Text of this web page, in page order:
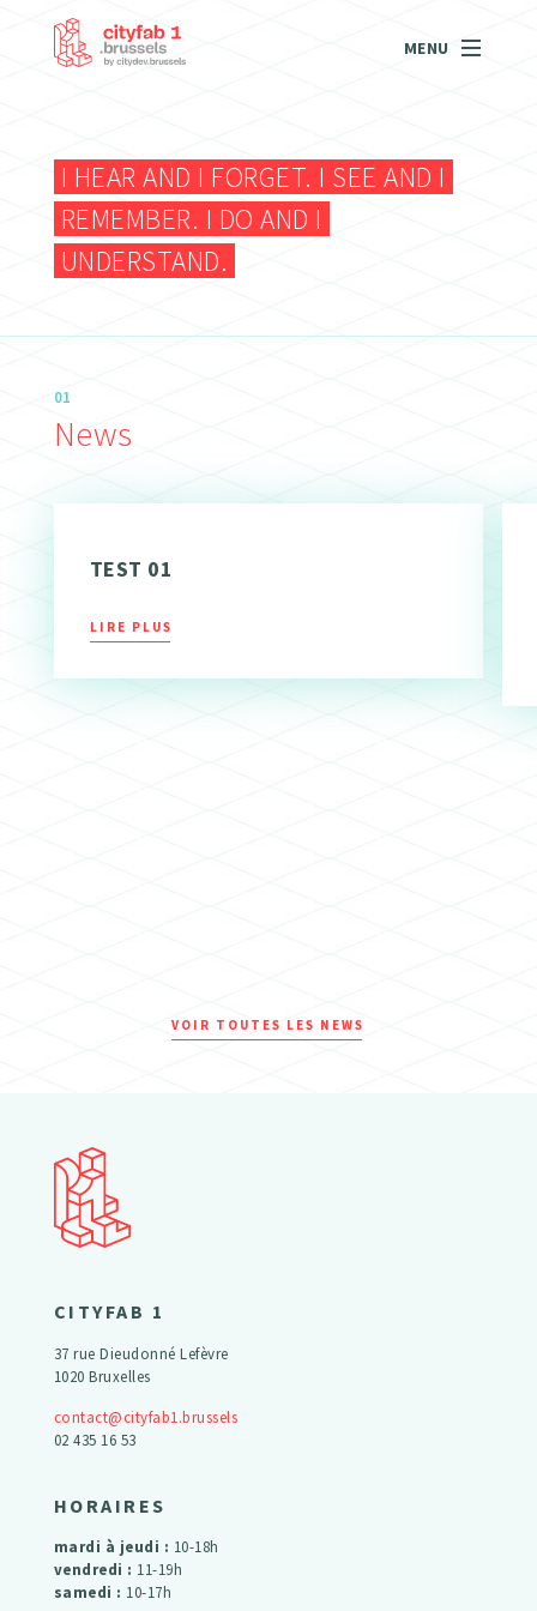
MENU
I HEAR AND I FORGET. I SEE AND I
REMEMBER. I DO AND I
UNDERSTAND.
01
News
TEST 01
LIRE PLUS
VOIR TOUTES LES NEWS
CITYFAB 1
37 rue Dieudonné Lefèvre
1020 Bruxelles
contact@cityfab1.brussels
02 435 16 53
HORAIRES
mardi à jeudi : 10-18h
vendredi : 11-19h
samedi : 10-17h